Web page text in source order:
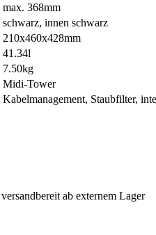
max. 368mm
schwarz, innen schwarz
210x460x428mm
41.34l
7.50kg
Midi-Tower
Kabelmanagement, Staubfilter,
ab externem Lager